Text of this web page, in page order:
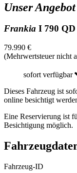
Unser Angebot
Frankia I 790
79.990 €
(Mehrwertsteuer nicht
sofort verfügbar
Dieses Fahrzeug ist
online besichtigt
Eine Reservierung ist
Besichtigung möglich.
Fahrzeug-ID